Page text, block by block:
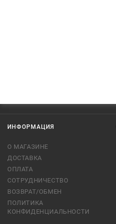
ИНФОРМАЦИЯ
О МАГАЗИНЕ
ДОСТАВКА
ОПЛАТА
СОТРУДНИЧЕСТВО
ВОЗВРАТ/ОБМЕН
ПОЛИТИКА
КОНФИДЕНЦИАЛЬНОСТИ